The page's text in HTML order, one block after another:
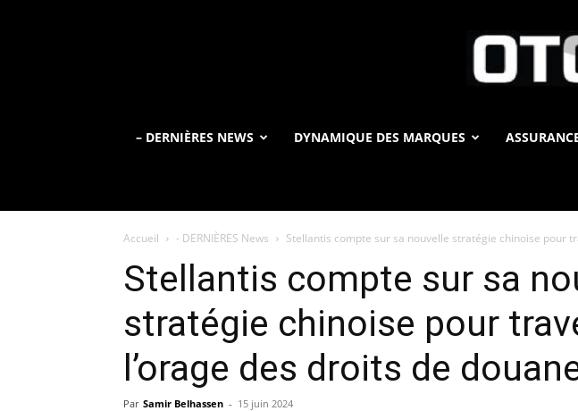
– DERNIÈRES NEWS DYNAMIQUE DES MARQUES
Accueil - DERNIÈRES News Stellantis compte sur sa nouvelle stratégie chinoise pour
Stellantis compte sur sa
stratégie chinoise pour
l’orage des droits de
Par Samir Belhassen - 15 juin 2024